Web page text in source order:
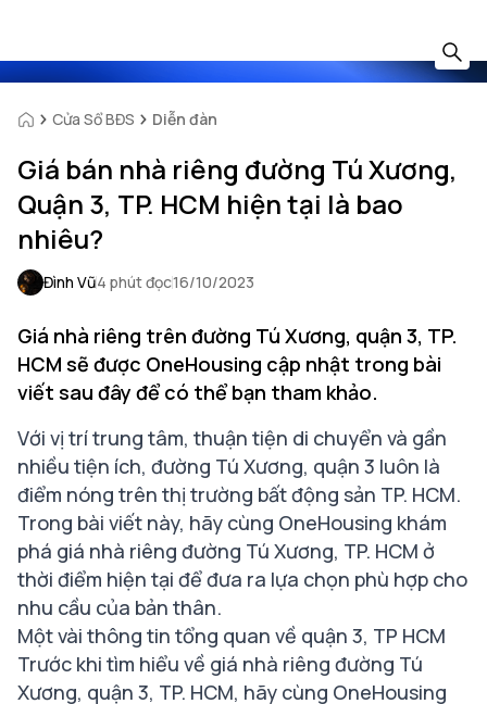
Cửa Sổ BĐS Diễn đàn
Giá bán nhà riêng đường Tú Xương,
Quận 3, TP. HCM hiện tại là bao
nhiêu?
Đình Vũ4 phút đọc16/10/2023
Giá nhà riêng trên đường Tú Xương, quận 3, TP.
HCM sẽ được OneHousing cập nhật trong bài
viết sau đây để có thể bạn tham khảo.
Với vị trí trung tâm, thuận tiện di chuyển và gần
nhiều tiện ích, đường Tú Xương, quận 3 luôn là
điểm nóng trên thị trường bất động sản TP. HCM.
Trong bài viết này, hãy cùng OneHousing khám
phá giá nhà riêng đường Tú Xương, TP. HCM ở
thời điểm hiện tại để đưa ra lựa chọn phù hợp cho
nhu cầu của bản thân.
Một vài thông tin tổng quan về quận 3, TP HCM
Trước khi tìm hiểu về giá nhà riêng đường Tú
Xương, quận 3, TP. HCM, hãy cùng OneHousing